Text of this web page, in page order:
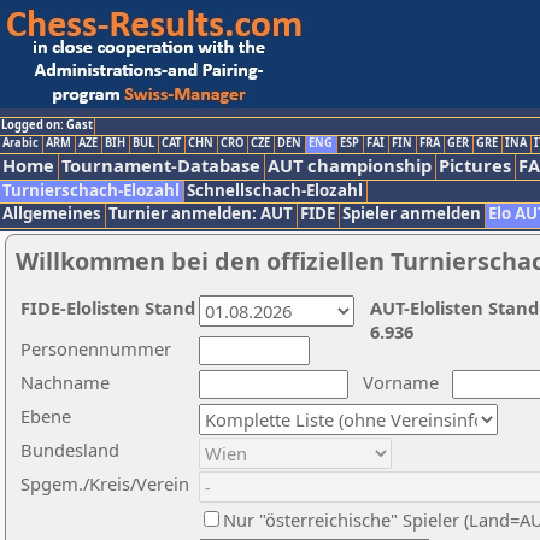
Logged on: Gast
Arabic ARM AZE BIH BUL CAT CHN CRO CZE DEN ENG ESP FAI FIN FRA GER GRE INA
Home Tournament-Database AUT championship Pictures
Turnierschach-Elozahl Schnellschach-Elozahl
Allgemeines Turnier anmelden: AUT FIDE Spieler anmelden Elo
Willkommen bei den offiziellen
Nachname
Vorname
Ebene
Personennummer
Bundesland
Spgem./Kreis/Verein
Nur "österreichische" Spieler
AUT-Elolisten
6.936
FIDE-Elolisten Stand